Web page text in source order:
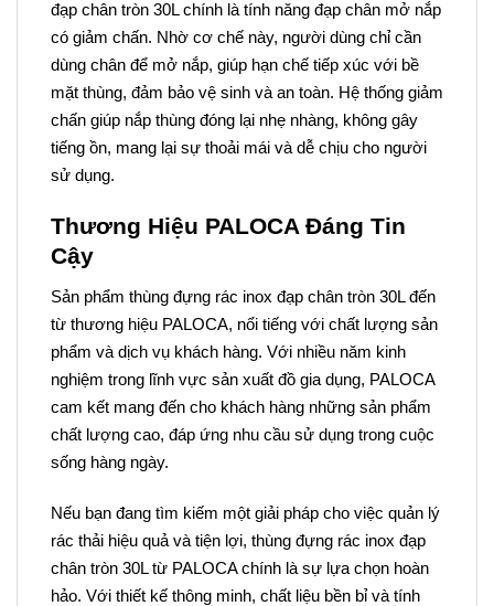
đạp chân tròn 30L chính là tính năng đạp chân mở nắp
có giảm chấn. Nhờ cơ chế này, người dùng chỉ cần
dùng chân để mở nắp, giúp hạn chế tiếp xúc với bề
mặt thùng, đảm bảo vệ sinh và an toàn. Hệ thống giảm
chấn giúp nắp thùng đóng lại nhẹ nhàng, không gây
tiếng ồn, mang lại sự thoải mái và dễ chịu cho người
sử dụng.
Thương Hiệu PALOCA Đáng Tin
Cậy
Sản phẩm thùng đựng rác inox đạp chân tròn 30L đến
từ thương hiệu PALOCA, nổi tiếng với chất lượng sản
phẩm và dịch vụ khách hàng. Với nhiều năm kinh
nghiệm trong lĩnh vực sản xuất đồ gia dụng, PALOCA
cam kết mang đến cho khách hàng những sản phẩm
chất lượng cao, đáp ứng nhu cầu sử dụng trong cuộc
sống hàng ngày.
Nếu bạn đang tìm kiếm một giải pháp cho việc quản lý
rác thải hiệu quả và tiện lợi, thùng đựng rác inox đạp
chân tròn 30L từ PALOCA chính là sự lựa chọn hoàn
hảo. Với thiết kế thông minh, chất liệu bền bỉ và tính